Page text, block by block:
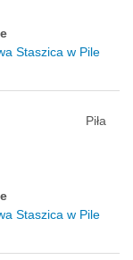
Staszica w Pile
Piła
Staszica w Pile